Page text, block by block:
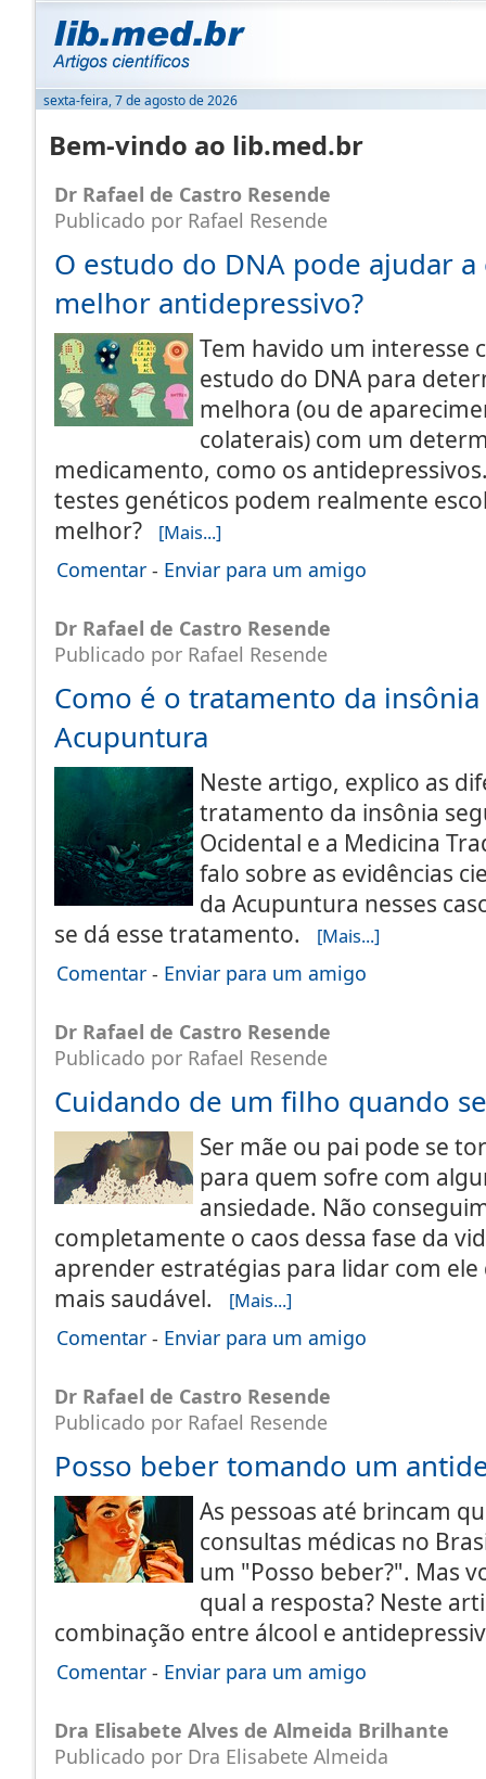
sexta-feira, 7 de agosto de 2026
Bem-vindo ao lib.med.br
Dr Rafael de Castro Resende
Publicado por Rafael Resende
O estudo do DNA pode ajudar
melhor antidepressivo?
Tem havido um interesse
estudo do DNA para
melhora (ou de
colaterais) com um
medicamento, como os
testes genéticos podem realmente
melhor?
[Mais...]
Comentar - Enviar para um amigo
Dr Rafael de Castro Resende
Publicado por Rafael Resende
Como é o tratamento da
Acupuntura
Neste artigo, explico as
tratamento da insônia
Ocidental e a Medicina
falo sobre as evidências
da Acupuntura nesses
se dá esse tratamento.
[Mais...]
Comentar - Enviar para um amigo
Dr Rafael de Castro Resende
Publicado por Rafael Resende
Cuidando de um filho quando
Ser mãe ou pai pode se
para quem sofre com
ansiedade. Não
completamente o caos dessa fase da
aprender estratégias para lidar com
mais saudável.
[Mais...]
Comentar - Enviar para um amigo
Dr Rafael de Castro Resende
Publicado por Rafael Resende
Posso beber tomando um
As pessoas até brincam
consultas médicas no
um "Posso beber?". Mas
qual a resposta? Neste
combinação entre álcool e
Comentar - Enviar para um amigo
Dra Elisabete Alves de Almeida Brilhante
Publicado por Dra Elisabete Almeida